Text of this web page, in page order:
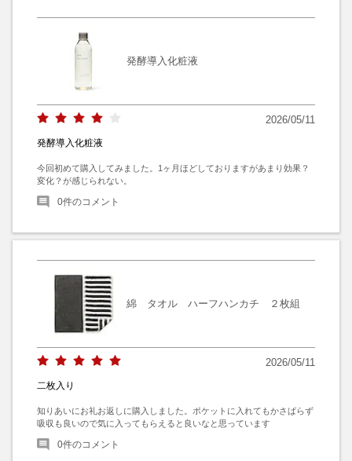
発酵導入化粧液
2026/05/11
発酵導入化粧液
今回初めて購入してみました。1ヶ月ほどしておりますがあまり効果？
変化？が感じられない。
0件のコメント
綿 タオル ハーフハンカチ ２枚組
2026/05/11
二枚入り
知りあいにお礼お返しに購入しました。ポケットに入れてもかさばらず
吸収も良いので気に入ってもらえると良いなと思っています
0件のコメント